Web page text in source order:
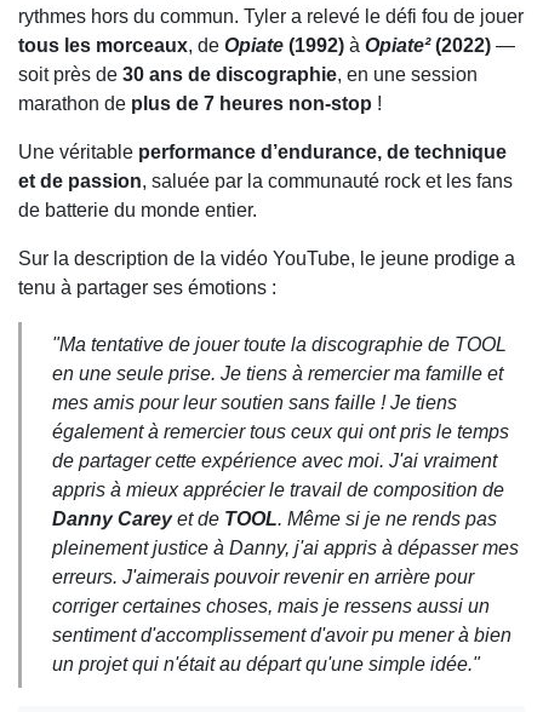
rythmes hors du commun. Tyler a relevé le défi fou de jouer
tous les morceaux, de Opiate (1992) à Opiate²(2022) —
soit près de 30 ans de discographie, en une session
marathon de plus de 7 heures non-stop !
Une véritable performance d’endurance, de technique
et de passion, saluée par la communauté rock et les fans
de batterie du monde entier.
Sur la description de la vidéo YouTube, le jeune prodige a
tenu à partager ses émotions :
"Ma tentative de jouer toute la discographie de TOOL
en une seule prise. Je tiens à remercier ma famille et
mes amis pour leur soutien sans faille ! Je tiens
également à remercier tous ceux qui ont pris le temps
de partager cette expérience avec moi. J'ai vraiment
appris à mieux apprécier le travail de composition de
Danny Careyet de TOOL. Même si je ne rends pas
pleinement justice à Danny, j'ai appris à dépasser mes
erreurs. J'aimerais pouvoir revenir en arrière pour
corriger certaines choses, mais je ressens aussi un
sentiment d'accomplissement d'avoir pu mener à bien
un projet qui n'était au départ qu'une simple idée."